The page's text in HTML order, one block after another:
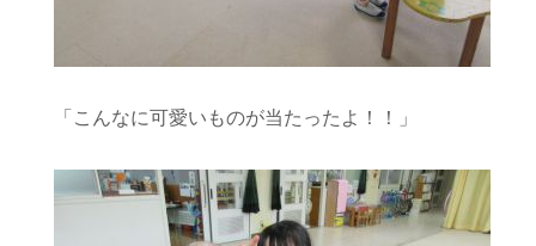
「こんなに可愛いものが当たったよ！！」